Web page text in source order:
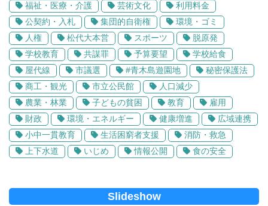
福祉・医療・介護
芸術文化
利用料金
公契約・入札
集団的自衛権
環境・ゴミ
人権
松代大本営 スポーツ
脱原発
学校教育
共謀罪 予算要望
学校給食
屋代線
市議選 #青木島遊園地
秘密保護法
商工・観光
市立公民館
人口減少
農業・林業
子どもの貧困 教育
雇用
財政
環境・エネルギー 健康増進
広域連携
小中一貫教育
生活困窮者支援
消防・救急
上下水道
いじめ 情報公開 食の安全
Slideshow